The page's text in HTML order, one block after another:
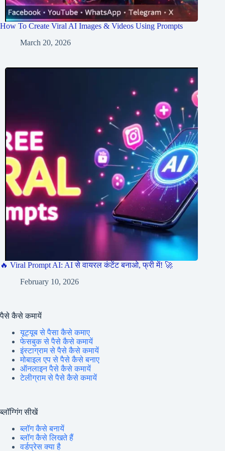
How To Create Viral AI Images & Videos Using Prompts
March 20, 2026
🔥 Viral Prompt AI: AI से वायरल कंटेंट बनाओ, फ्री में! 🚀
February 10, 2026
पैसे कैसे कमायें
यूट्यूब से पैसा कैसे कमाए
फेसबुक से पैसे कैसे कमायें
इंस्टाग्राम से पैसे कैसे कमायें
मोबाइल एप से पैसे कैसे बनाए
ऑनलाइन पैसे कैसे कमायें
टेलीग्राम से पैसे कैसे कमायें
ब्लॉग्गिंग सीखें
ब्लॉग कैसे बनायें
ब्लॉग कैसे लिखते हैं
वर्डप्रेस क्या है